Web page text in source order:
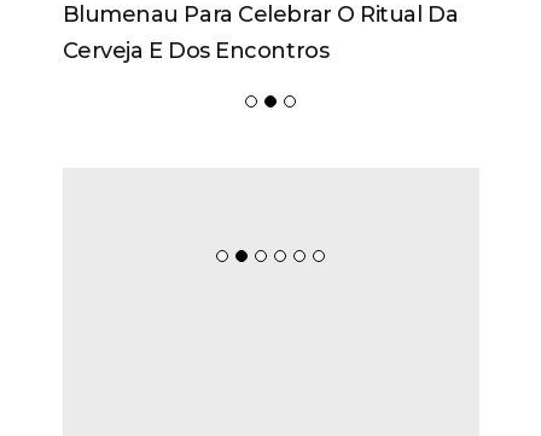
Blumenau Para Celebrar O Ritual Da
Cerveja E Dos Encontros